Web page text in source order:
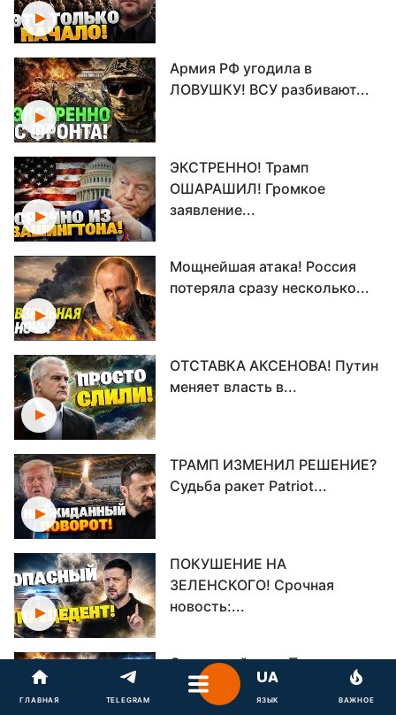
Армия РФ угодила в
ЛОВУШКУ! ВСУ разбивают...
ЭКСТРЕННО! Трамп
ОШАРАШИЛ! Громкое
заявление...
Мощнейшая атака! Россия
потеряла сразу несколько...
ОТСТАВКА АКСЕНОВА! Путин
меняет власть в...
ТРАМП ИЗМЕНИЛ РЕШЕНИЕ?
Судьба ракет Patriot...
ПОКУШЕНИЕ НА
ЗЕЛЕНСКОГО! Срочная
новость:...
Секретный план Путина в
опасности! Трамп...
ГЛАВНАЯ TELEGRAM ЯЗЫК ВАЖНОЕ